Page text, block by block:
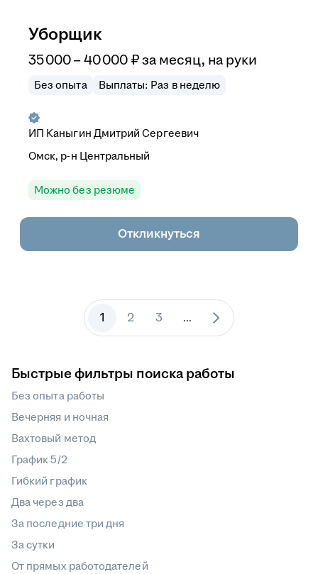
Уборщик
35 000–40 000 ₽ за месяц, на руки
Без опыта Выплаты: Раз в неделю
ИП Каныгин Дмитрий Сергеевич
Омск, р-н Центральный
Можно без резюме
Откликнуться
1 2 3 ...
Быстрые фильтры поиска работы
Без опыта работы
Вечерняя и ночная
Вахтовый метод
График 5/2
Гибкий график
Два через два
За последние три дня
За сутки
От прямых работодателей